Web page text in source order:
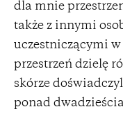
dla mnie
także z innymi
uczestniczącymi
przestrzeń dzielę
skórze
ponad